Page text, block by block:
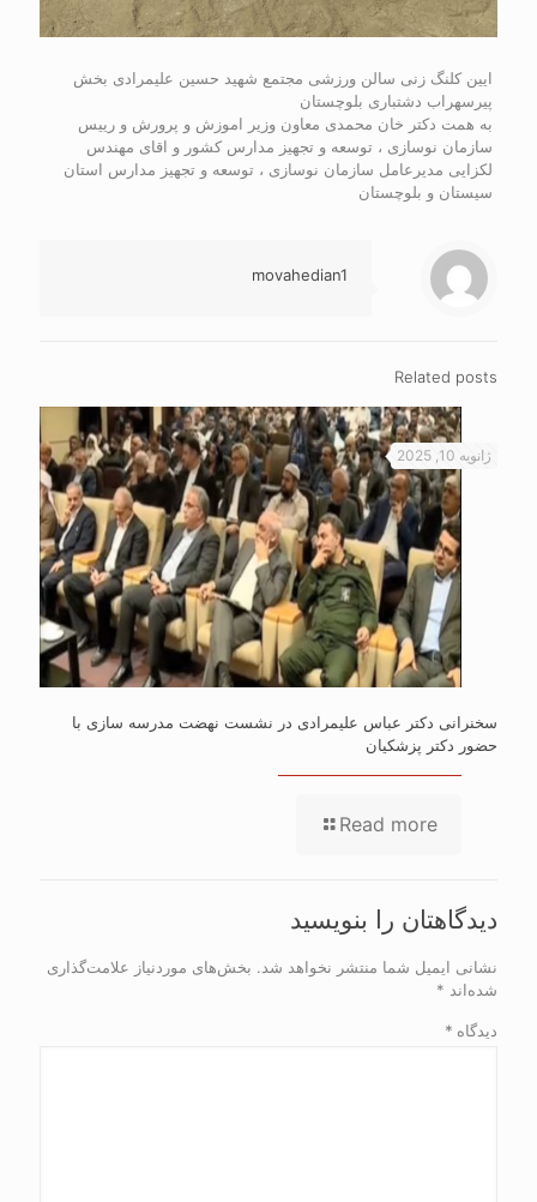
ایین کلنگ زنی سالن ورزشی مجتمع شهید حسین علیمرادی بخش
پیرسهراب دشتباری بلوچستان
به همت دکتر خان محمدی معاون وزیر اموزش و پرورش و رییس
سازمان نوسازی ، توسعه و تجهیز مدارس کشور و اقای مهندس
لکزایی مدیرعامل سازمان نوسازی ، توسعه و تجهیز مدارس استان
سیستان و بلوچستان
movahedian1
Related posts
ژانویه 10, 2025
سخنرانی دکتر عباس علیمرادی در نشست نهضت مدرسه سازی با
حضور دکتر پزشکیان
Read more
دیدگاهتان را بنویسید
نشانی ایمیل شما منتشر نخواهد شد. بخش‌های موردنیاز علامت‌گذاری
شده‌اند *
دیدگاه *